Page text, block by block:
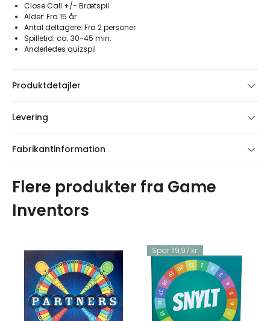
Close Call +/- Brætspil
Alder: Fra 15 år
Antal deltagere: Fra 2 personer
Spilletid: ca. 30-45 min.
Anderledes quizspil
Produktdetajler
Levering
Fabrikantinformation
Flere produkter fra Game
Inventors
Spar 119,97 kr.